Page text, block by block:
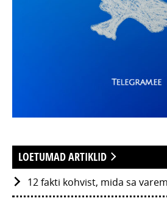
LOETUMAD ARTIKLID
12 fakti kohvist, mida sa